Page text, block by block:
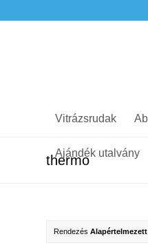
Vitrázsrudak
Ajándék utalvány
thermo
Rendezés Alapértelmezett